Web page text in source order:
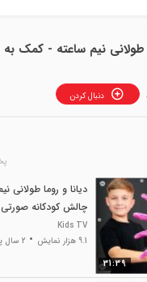
طولانی نیم ساعته - کمک
دنبال کردن
31:39
دیانا و روما طولانی
چالش کودکانه
diana and roma
Kids TV
9.1 هزار نمایش
2 سال پیش